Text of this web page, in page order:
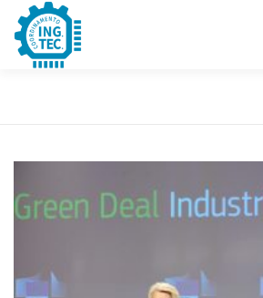
Passa
contenuto